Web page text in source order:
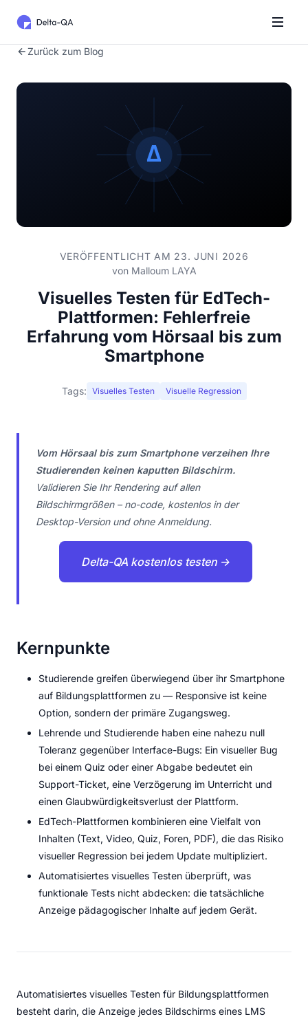
Zurück zum Blog
VERÖFFENTLICHT AM 23. JUNI 2026
von Malloum LAYA
Visuelles Testen für EdTech-
Plattformen: Fehlerfreie
Erfahrung vom Hörsaal bis zum
Smartphone
Tags: Visuelles Testen Visuelle Regression
Vom Hörsaal bis zum Smartphone verzeihen Ihre
Studierenden keinen kaputten Bildschirm.
Validieren Sie Ihr Rendering auf allen
Bildschirmgrößen – no-code, kostenlos in der
Desktop-Version und ohne Anmeldung.
Delta-QA kostenlos testen →
Kernpunkte
Studierende greifen überwiegend über ihr Smartphone
auf Bildungsplattformen zu — Responsive ist keine
Option, sondern der primäre Zugangsweg.
Lehrende und Studierende haben eine nahezu null
Toleranz gegenüber Interface-Bugs: Ein visueller Bug
bei einem Quiz oder einer Abgabe bedeutet ein
Support-Ticket, eine Verzögerung im Unterricht und
einen Glaubwürdigkeitsverlust der Plattform.
EdTech-Plattformen kombinieren eine Vielfalt von
Inhalten (Text, Video, Quiz, Foren, PDF), die das Risiko
visueller Regression bei jedem Update multipliziert.
Automatisiertes visuelles Testen überprüft, was
funktionale Tests nicht abdecken: die tatsächliche
Anzeige pädagogischer Inhalte auf jedem Gerät.
Automatisiertes visuelles Testen für Bildungsplattformen
besteht darin, die Anzeige jedes Bildschirms eines LMS